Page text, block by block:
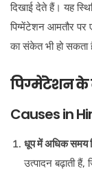
दिखाई देते हैं। यह
पिग्मेंटेशन आमतौर पर
का संकेत भी हो सकता
पिग्मेंटेशन के
Causes in
धूप में अधिक समय
उत्पादन बढ़ाती